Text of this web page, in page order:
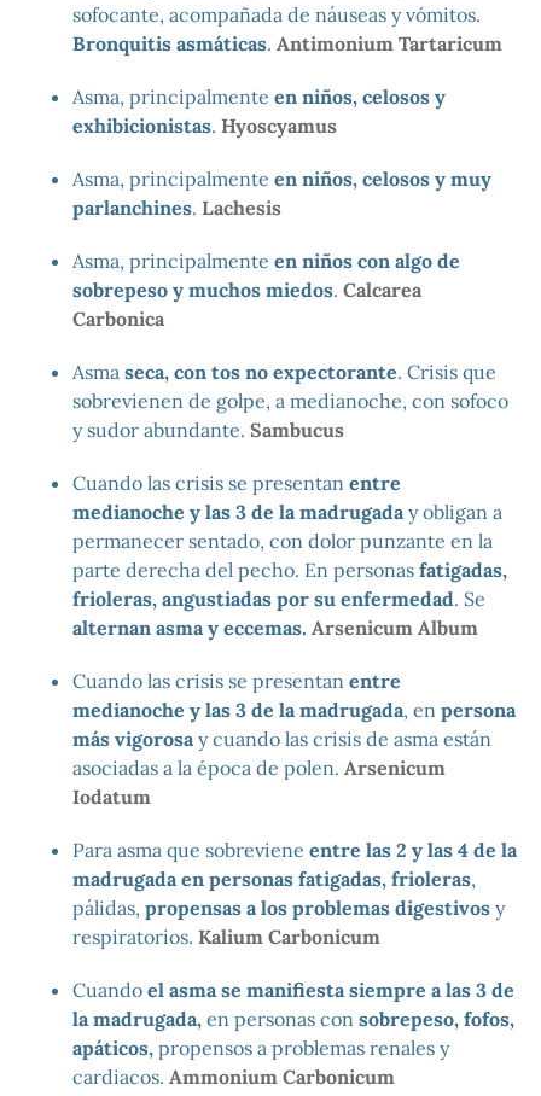
sofocante, acompañada de náuseas y vómitos.
Bronquitis asmáticas. Antimonium Tartaricum
Asma, principalmente en niños, celosos y
exhibicionistas. Hyoscyamus
Asma, principalmente en niños, celosos y muy
parlanchines. Lachesis
Asma, principalmente en niños con algo de
sobrepeso y muchos miedos. Calcarea
Carbonica
Asma seca, con tos no expectorante. Crisis que
sobrevienen de golpe, a medianoche, con sofoco
y sudor abundante. Sambucus
Cuando las crisis se presentan entre
medianoche y las 3 de la madrugada y obligan a
permanecer sentado, con dolor punzante en la
parte derecha del pecho. En personas fatigadas,
frioleras, angustiadas por su enfermedad. Se
alternan asma y eccemas. Arsenicum Album
Cuando las crisis se presentan entre
medianoche y las 3 de la madrugada, en persona
más vigorosa y cuando las crisis de asma están
asociadas a la época de polen. Arsenicum
Iodatum
Para asma que sobreviene entre las 2 y las 4 de la
madrugada en personas fatigadas, frioleras,
pálidas, propensas a los problemas digestivos y
respiratorios. Kalium Carbonicum
Cuando el asma se manifiesta siempre a las 3 de
la madrugada, en personas con sobrepeso, fofos,
apáticos, propensos a problemas renales y
cardiacos. Ammonium Carbonicum